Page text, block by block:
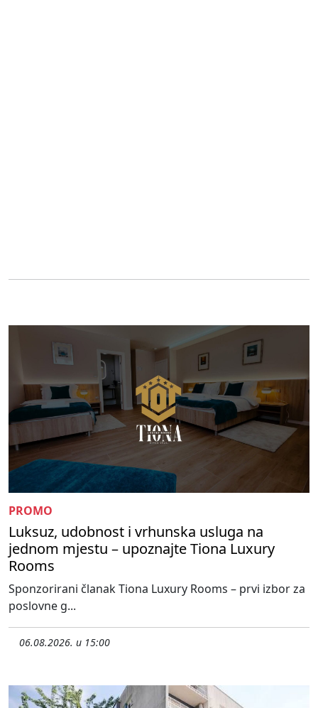
PROMO
Luksuz, udobnost i vrhunska usluga na
jednom mjestu – upoznajte Tiona Luxury
Rooms
Sponzorirani članak Tiona Luxury Rooms – prvi izbor za
poslovne g...
06.08.2026. u 15:00